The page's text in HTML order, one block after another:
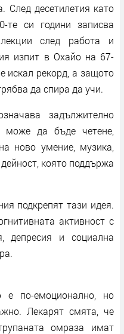
След десетилетия като
те си години записва
след работа и
изпит в Охайо на 67-
искал рекорд, а защото
да спира да учи.
задължително
може да бъде четене,
ново умение, музика,
която поддържа
подкрепят тази идея.
активност с
депресия и социална
е по-емоционално, но
Лекарят смята, че
омраза имат